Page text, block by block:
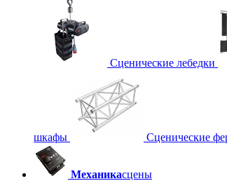
Сценические лебедки
шкафы Сценические
Механикасцены